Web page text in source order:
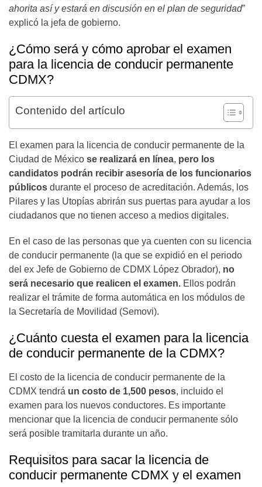
ahorita así y estará en discusión en el plan de seguridad”
explicó la jefa de gobierno.
¿Cómo será y cómo aprobar el examen
para la licencia de conducir permanente
CDMX?
Contenido del artículo
El examen para la licencia de conducir permanente de la
Ciudad de México se realizará en línea, pero los
candidatos podrán recibir asesoría de los funcionarios
públicos durante el proceso de acreditación. Además, los
Pilares y las Utopías abrirán sus puertas para ayudar a los
ciudadanos que no tienen acceso a medios digitales.
En el caso de las personas que ya cuenten con su licencia
de conducir permanente (la que se expidió en el periodo
del ex Jefe de Gobierno de CDMX López Obrador), no
será necesario que realicen el examen. Ellos podrán
realizar el trámite de forma automática en los módulos de
la Secretaría de Movilidad (Semovi).
¿Cuánto cuesta el examen para la licencia
de conducir permanente de la CDMX?
El costo de la licencia de conducir permanente de la
CDMX tendrá un costo de 1,500 pesos, incluido el
examen para los nuevos conductores. Es importante
mencionar que la licencia de conducir permanente sólo
será posible tramitarla durante un año.
Requisitos para sacar la licencia de
conducir permanente CDMX y el examen